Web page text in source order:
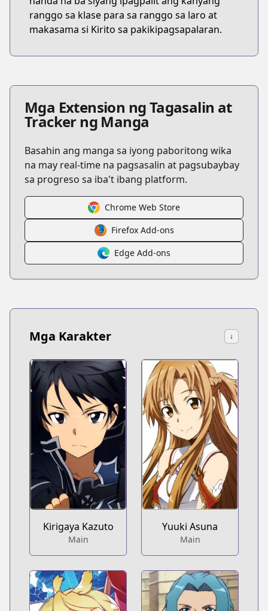
ranggo sa klase para sa ranggo sa laro at
makasama si Kirito sa pakikipagsapalaran.
Mga Extension ng Tagasalin at
Tracker ng Manga
Basahin ang manga sa iyong paboritong wika
na may real-time na pagsasalin at pagsubaybay
sa progreso sa iba't ibang platform.
Chrome Web Store
Firefox Add-ons
Edge Add-ons
Mga Karakter ↓
Kirigaya Kazuto
Main
Yuuki Asuna
Main